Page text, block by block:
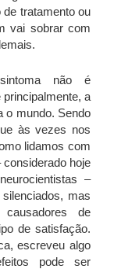
tratamento ou
vai sobrar com
não é
a
o mundo. Sendo
às vezes nos
lidamos com
hoje
–
mas
de
de satisfação.
escreveu algo
pode ser